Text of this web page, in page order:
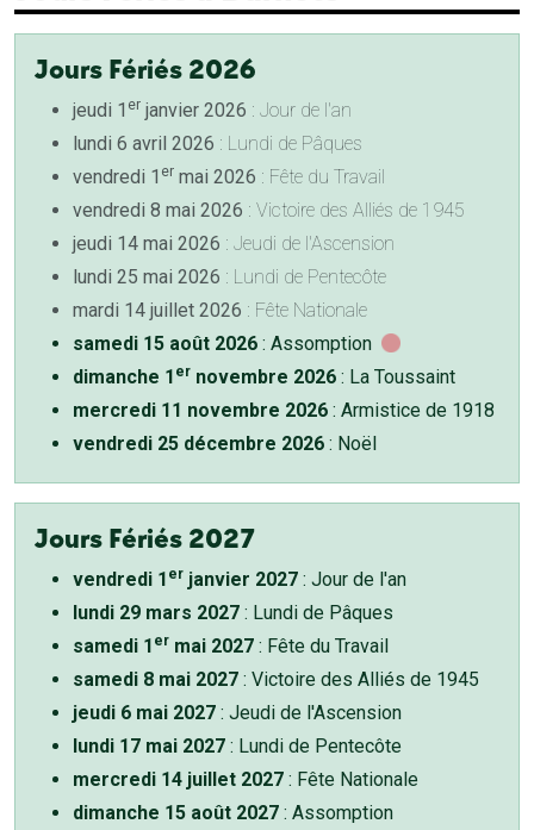
Jours Fériés 2026
jeudi 1 er janvier 2026 : Jour de l'an
lundi 6 avril 2026 : Lundi de Pâques
vendredi 1 er mai 2026 : Fête du Travail
vendredi 8 mai 2026 : Victoire des Alliés de 1945
jeudi 14 mai 2026 : Jeudi de l'Ascension
lundi 25 mai 2026 : Lundi de Pentecôte
mardi 14 juillet 2026 : Fête Nationale
samedi 15 août 2026 : Assomption
dimanche 1 er novembre 2026 : La Toussaint
mercredi 11 novembre 2026 : Armistice de 1918
vendredi 25 décembre 2026 : Noël
Jours Fériés 2027
vendredi 1 er janvier 2027 : Jour de l'an
lundi 29 mars 2027 : Lundi de Pâques
samedi 1 er mai 2027 : Fête du Travail
samedi 8 mai 2027 : Victoire des Alliés de 1945
jeudi 6 mai 2027 : Jeudi de l'Ascension
lundi 17 mai 2027 : Lundi de Pentecôte
mercredi 14 juillet 2027 : Fête Nationale
dimanche 15 août 2027 : Assomption